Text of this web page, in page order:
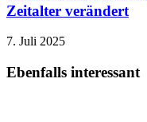
Zeitalter verändert
7. Juli 2025
Ebenfalls interessant